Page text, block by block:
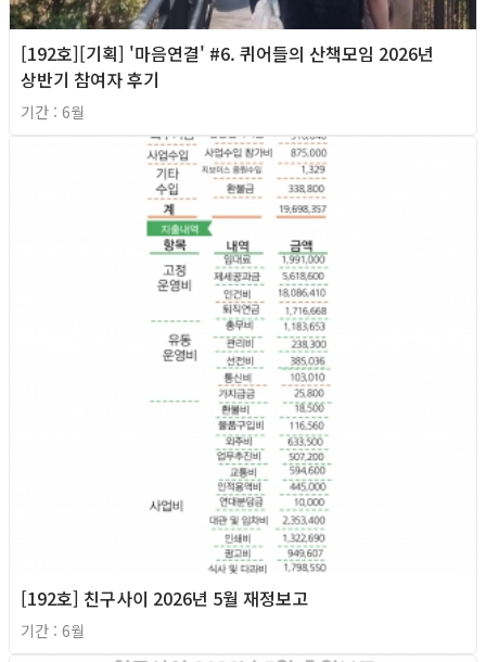
[192호][기획] '마음연결' #6. 퀴어들의 산책모임 2026년
상반기 참여자 후기
기간 : 6월
[192호] 친구사이 2026년 5월 재정보고
기간 : 6월